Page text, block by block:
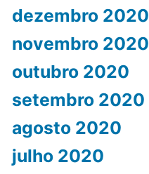
dezembro 2020
novembro 2020
outubro 2020
setembro 2020
agosto 2020
julho 2020